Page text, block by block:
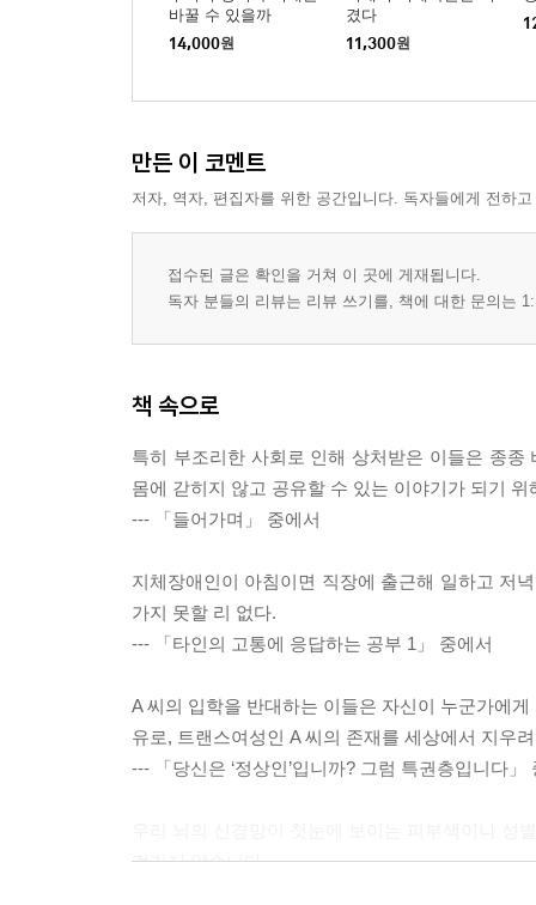
바꿀 수 있을까
14,000원
겼다
11,300원
만든 이 코멘트
저자, 역자, 편집자를 위한 공간입니다. 독자들에게 전하
접수된 글은 확인을 거쳐 이 곳에 게재됩니다.
독자 분들의 리뷰는 리뷰 쓰기를, 책에 대한 문의는
책 속으로
특히 부조리한 사회로 인해 상처받은 이들은 종
몸에 갇히지 않고 공유할 수 있는 이야기가 되기
--- 「들어가며」 중에서
지체장애인이 아침이면 직장에 출근해 일하고 저
가지 못할 리 없다.
--- 「타인의 고통에 응답하는 공부 1」 중에서
A 씨의 입학을 반대하는 이들은 자신이 누군가에
유로, 트랜스여성인 A 씨의 존재를 세상에서 지우
--- 「당신은 ‘정상인’입니까? 그럼 특권층입니다」
걸리지 않습니다.